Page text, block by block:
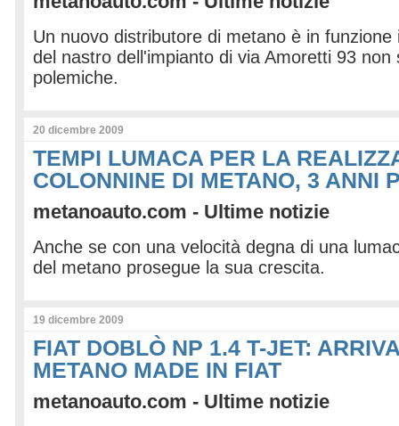
Un nuovo distributore di metano è in
del nastro dell'impianto di via Amoretti 93 non
polemiche.
20 dicembre 2009
TEMPI LUMACA PER LA
COLONNINE DI METANO, 3 ANNI
metanoauto.com - Ultime notizie
Anche se con una velocità degna di una
del metano prosegue la sua crescita.
19 dicembre 2009
FIAT DOBLÒ NP 1.4 T-JET:
METANO MADE IN FIAT
metanoauto.com - Ultime notizie